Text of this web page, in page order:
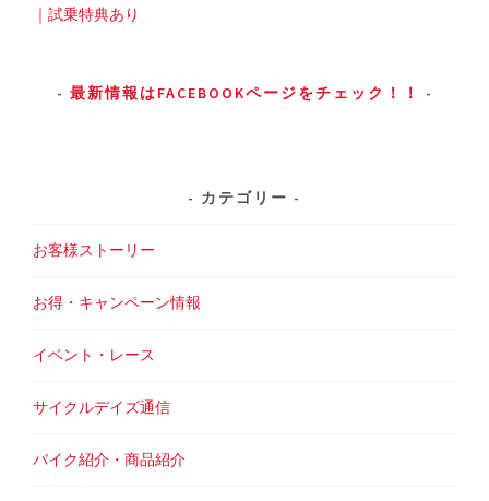
｜試乗特典あり
最新情報はFACEBOOKページをチェック！！
カテゴリー
お客様ストーリー
お得・キャンペーン情報
イベント・レース
サイクルデイズ通信
バイク紹介・商品紹介